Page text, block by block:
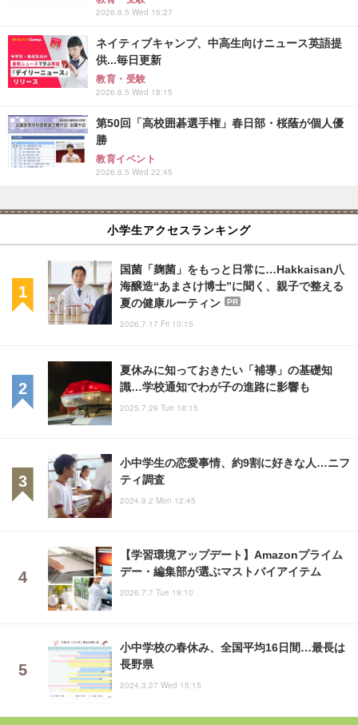
2026.8.5 Wed 16:27
ネイティブキャンプ、中高生向けニュース英語提
供...毎日更新
教育・受験
2026.8.5 Wed 18:15
第50回「高校囲碁選手権」春日部・桜蔭が個人優
勝
教育イベント
2026.8.5 Wed 22:45
小学生アクセスランキング
国菌「麹菌」をもっと日常に…Hakkaisan八
海醸造“あまさけ博士”に聞く、親子で整える
夏の健康ルーティン
PR
2026.7.17 Fri 10:15
夏休みに知っておきたい「補導」の基礎知
識…学校通知でわが子の進路に影響も
2025.7.29 Tue 18:15
小中学生の恋愛事情、約9割に好きな人…ニフ
ティ調査
2024.9.2 Mon 12:45
【学習環境アップデート】Amazonプライム
デー・編集部が選ぶマストバイアイテム
2026.7.7 Tue 19:10
小中学校の春休み、全国平均16日間…最長は
長野県
2024.3.27 Wed 15:15